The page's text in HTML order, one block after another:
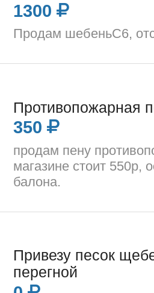
1300
Продам шебеньС6,
Противопожарная
350
продам пену
магазине стоит 550р,
балона.
Привезу песок
перегной